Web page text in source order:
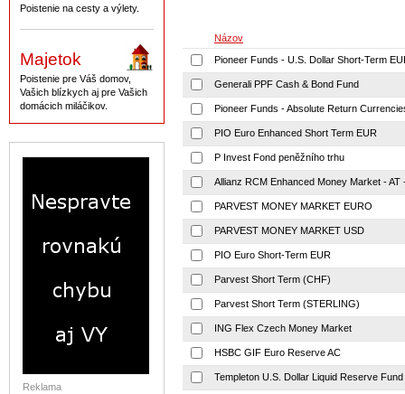
Poistenie na cesty a výlety.
Majetok
Poistenie pre Váš domov,
Vašich blízkych aj pre Vašich
domácich miláčikov.
Reklama
Názov
Pioneer Funds - U.S. Dollar Short-Term
Generali PPF Cash & Bond Fund
Pioneer Funds - Absolute Return
PIO Euro Enhanced Short Term EUR
P Invest Fond peněžního trhu
Allianz RCM Enhanced Money Market - AT
PARVEST MONEY MARKET EURO
PARVEST MONEY MARKET USD
PIO Euro Short-Term EUR
Parvest Short Term (CHF)
Parvest Short Term (STERLING)
ING Flex Czech Money Market
HSBC GIF Euro Reserve AC
Templeton U.S. Dollar Liquid Reserve Fund